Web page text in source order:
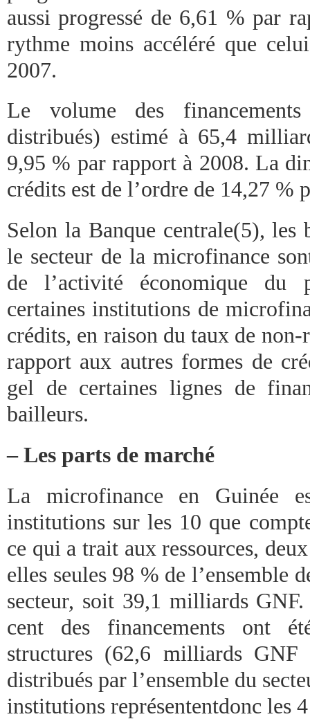
aussi progressé de 6,61 % par
rythme moins accéléré que
2007.
Le volume des
distribués) estimé à 65,4
9,95 % par rapport à 2008. La
crédits est de l’ordre de 14,27 %
Selon la Banque centrale(5), les
le secteur de la microfinance
de l’activité économique du
certaines institutions de
crédits, en raison du taux de
rapport aux autres formes de
gel de certaines lignes de
bailleurs.
– Les parts de marché
La microfinance en Guinée
institutions sur les 10 que
ce qui a trait aux ressources,
elles seules 98 % de l’ensemble
secteur, soit 39,1 milliards
cent des financements ont
structures (62,6 milliards
distribués par l’ensemble du
institutions représententdonc les